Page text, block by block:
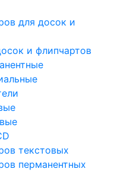
для досок и
и флипчартов
текстовых
перманентных